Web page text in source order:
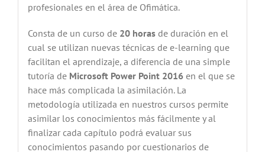
profesionales en el área de Ofimática.
Consta de un curso de 20 horasde duración en el
cual se utilizan nuevas técnicas de e-learning que
facilitan el aprendizaje, a diferencia de una simple
tutoría de Microsoft Power Point 2016en el que se
hace más complicada la asimilación. La
metodología utilizada en nuestros cursos permite
asimilar los conocimientos más fácilmente y al
finalizar cada capítulo podrá evaluar sus
conocimientos pasando por cuestionarios de